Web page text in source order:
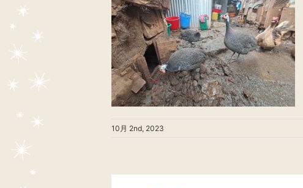
10月 2nd, 2023